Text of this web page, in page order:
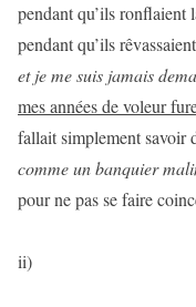
pendant qu’ils ronflaient
pendant qu’ils
et je me suis jamais
mes années de voleur
fallait simplement savoir
comme un banquier
pour ne pas se faire
ii)